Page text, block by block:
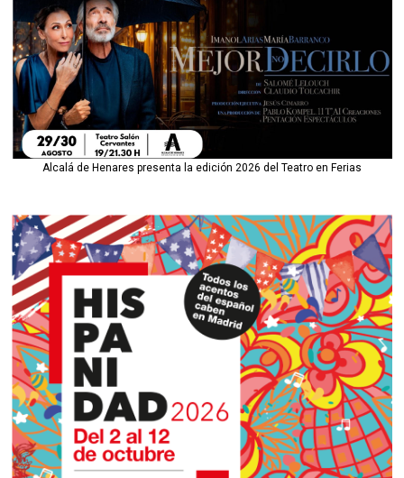
Alcalá de Henares presenta la edición 2026 del Teatro en Ferias